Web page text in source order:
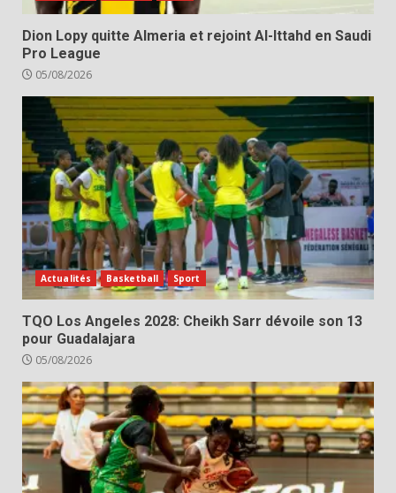
Dion Lopy quitte Almeria et rejoint Al-Ittahd en Saudi
Pro League
05/08/2026
Actualités Basketball Sport
TQO Los Angeles 2028: Cheikh Sarr dévoile son 13
pour Guadalajara
05/08/2026